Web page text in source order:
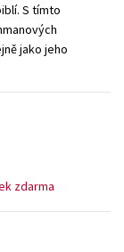
S tímto
jako jeho
zdarma